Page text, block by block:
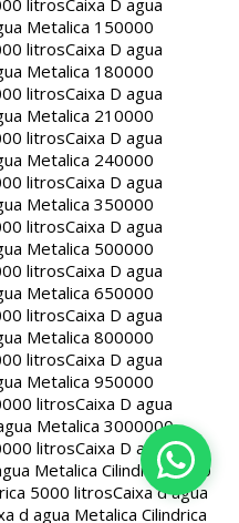
litrosCaixa D agua
Metalica 150000
litrosCaixa D agua
Metalica 180000
litrosCaixa D agua
Metalica 210000
litrosCaixa D agua
Metalica 240000
litrosCaixa D agua
Metalica 350000
litrosCaixa D agua
Metalica 500000
litrosCaixa D agua
Metalica 650000
litrosCaixa D agua
Metalica 800000
litrosCaixa D agua
Metalica 950000
litrosCaixa D agua
Metalica 3000000
litrosCaixa D agua
Metalica Cilindrica 2000
5000 litrosCaixa d agua
d agua Metalica Cilindrica